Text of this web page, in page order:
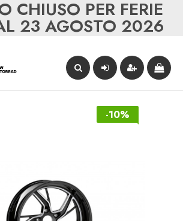
CHIUSO PER FERIE
23 AGOSTO 2026
-10%